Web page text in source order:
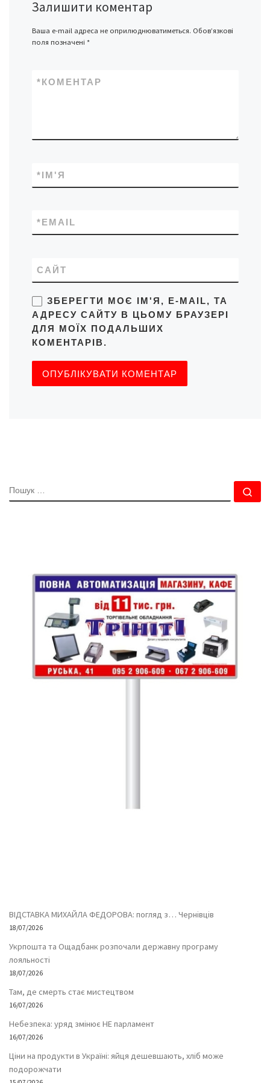
Залишити коментар
Ваша e-mail адреса не оприлюднюватиметься. Обов’язкові
поля позначені *
КОМЕНТАР
*
ІМ'Я
*
EMAIL
*
САЙТ
ЗБЕРЕГТИ МОЄ ІМ'Я, E-MAIL, ТА
АДРЕСУ САЙТУ В ЦЬОМУ БРАУЗЕРІ
ДЛЯ МОЇХ ПОДАЛЬШИХ
КОМЕНТАРІВ.
ПОШУК
ВІДСТАВКА МИХАЙЛА ФЕДОРОВА: погляд з… Чернівців
18/07/2026
Укрпошта та Ощадбанк розпочали державну програму
лояльності
18/07/2026
Там, де смерть стає мистецтвом
16/07/2026
Небезпека: уряд змінює НЕ парламент
16/07/2026
Ціни на продукти в Україні: яйця дешевшають, хліб може
подорожчати